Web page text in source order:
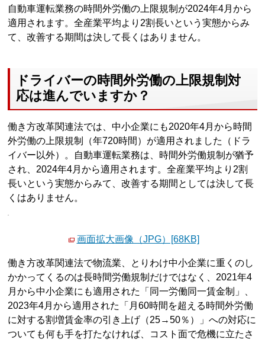
自動車運転業務の時間外労働の上限規制が2024年4月から
適用されます。全産業平均より2割長いという実態からみ
て、改善する期間は決して長くはありません。
ドライバーの時間外労働の上限規制対
応は進んでいますか？
働き方改革関連法では、中小企業にも2020年4月から時間
外労働の上限規制（年720時間）が適用されました（ドラ
イバー以外）。自動車運転業務は、時間外労働規制が猶予
され、2024年4月から適用されます。全産業平均より2割
長いという実態からみて、改善する期間としては決して長
くはありません。
画面拡大画像（JPG）[68KB]
働き方改革関連法で物流業、とりわけ中小企業に重くのし
かかってくるのは長時間労働規制だけではなく、2021年4
月から中小企業にも適用された「同一労働同一賃金制」、
2023年4月から適用された「月60時間を超える時間外労働
に対する割増賃金率の引き上げ（25→50％）」への対応に
ついても何も手を打たなければ、コスト面で危機に立たさ